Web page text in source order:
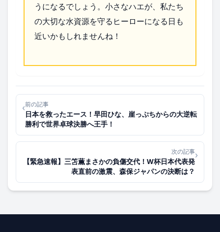
うになるでしょう。小さなハエが、私たち
の大切な水資源を守るヒーローになる日も
近いかもしれませんね！
‹前の記事
日本を救ったエース！早田ひな、崖っぷちからの大逆転
勝利で世界卓球決勝へ王手！
次の記事
【緊急速報】三笘薫まさかの負傷交代！W杯日本代表発
表直前の激震、森保ジャパンの決断は？
›